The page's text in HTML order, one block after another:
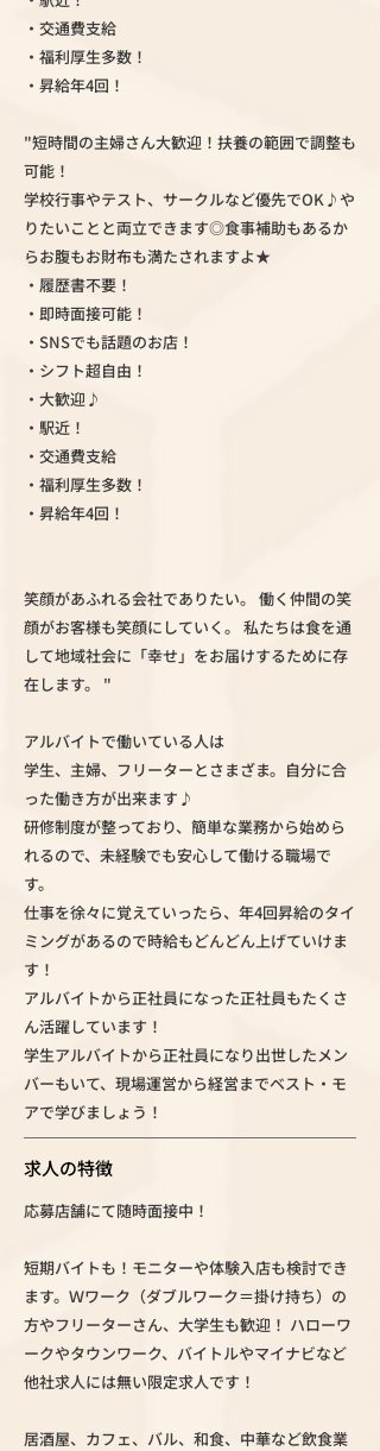
・交通費支給
・福利厚生多数！
・昇給年4回！
"短時間の主婦さん大歓迎！扶養の範囲で調整も
可能！
学校行事やテスト、サークルなど優先でOK♪や
りたいことと両立できます◎食事補助もあるか
らお腹もお財布も満たされますよ★
・履歴書不要！
・即時面接可能！
・SNSでも話題のお店！
・シフト超自由！
・大歓迎♪
・駅近！
・交通費支給
・福利厚生多数！
・昇給年4回！
笑顔があふれる会社でありたい。 働く仲間の笑
顔がお客様も笑顔にしていく。 私たちは食を通
して地域社会に「幸せ」をお届けするために存
在します。 "
アルバイトで働いている人は
学生、主婦、フリーターとさまざま。自分に合
った働き方が出来ます♪
研修制度が整っており、簡単な業務から始めら
れるので、未経験でも安心して働ける職場で
す。
仕事を徐々に覚えていったら、年4回昇給のタイ
ミングがあるので時給もどんどん上げていけま
す！
アルバイトから正社員になった正社員もたくさ
ん活躍しています！
学生アルバイトから正社員になり出世したメン
バーもいて、現場運営から経営までベスト・モ
アで学びましょう！
求人の特徴
応募店舗にて随時面接中！
短期バイトも！モニターや体験入店も検討でき
ます。Ｗワーク（ダブルワーク＝掛け持ち）の
方やフリーターさん、大学生も歓迎！ ハローワ
ークやタウンワーク、バイトルやマイナビなど
他社求人には無い限定求人です！
居酒屋、カフェ、バル、和食、中華など飲食業